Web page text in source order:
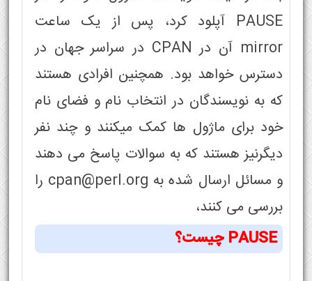
PAUSE آپلود کرد، پس از یک ساعت
mirror آن در CPAN در سراسر جهان در
دسترس خواهد بود. همچنین افرادی هستند
که به نویسندگان در انتخاب نام و فضای نام
خود برای ماژول ها کمک میکنند و چند نفر
دیگرنیز هستند که به سوالات پاسخ می دهند
و مسائل ارسال شده به cpan@perl.org را
بررسی می کنند،
PAUSE چیست؟